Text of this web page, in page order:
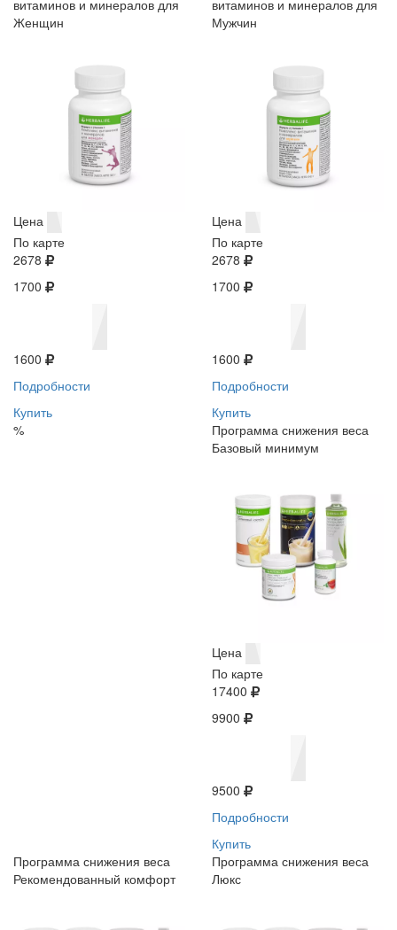
витаминов и минералов для
Женщин
Цена
По карте
2678
1700
1600
Подробности
Купить
%
витаминов и минералов для
Мужчин
Цена
По карте
2678
1700
1600
Подробности
Купить
Программа снижения веса
Базовый минимум
Цена
По карте
17400
9900
9500
Подробности
Купить
Программа снижения веса
Рекомендованный комфорт
Программа снижения веса
Люкс